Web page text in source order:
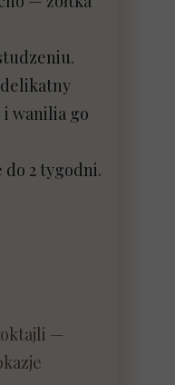
wanilia go
do 2 tygodni.
—